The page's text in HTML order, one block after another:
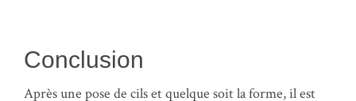
Conclusion
Après une pose de cils et quelque soit la forme, il est